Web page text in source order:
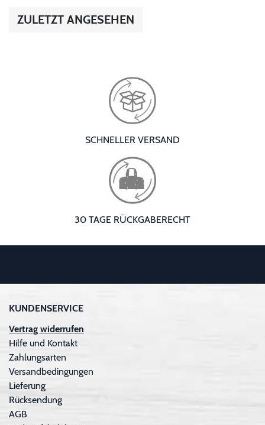
ZULETZT ANGESEHEN
SCHNELLER VERSAND
30 TAGE RÜCKGABERECHT
KUNDENSERVICE
Vertrag widerrufen
Hilfe und Kontakt
Zahlungsarten
Versandbedingungen
Lieferung
Rücksendung
AGB